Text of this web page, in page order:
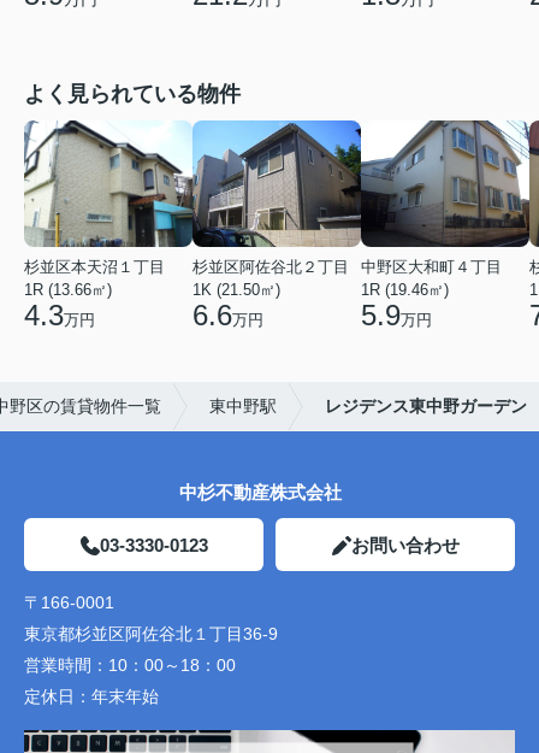
よく見られている物件
杉並区本天沼１丁目
1R (13.66㎡)
4.3万円
杉並区阿佐谷北２丁目
1K (21.50㎡)
6.6万円
中野区大和町４丁目
1R (19.46㎡)
5.9万円
野区の賃貸物件一覧 東中野駅 レジデンス東中野ガーデン
中杉不動産株式会社
03-3330-0123 お問い合わせ
〒166-0001
東京都杉並区阿佐谷北１丁目36-9
営業時間： 10：00～18：00
定休日： 年末年始